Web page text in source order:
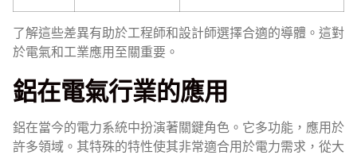
了解這些差異有助於工程師和設計師選擇合適的導體。這對
於電氣和工業應用至關重要。
鋁在電氣行業的應用
鋁在當今的電力系統中扮演著關鍵角色。它多功能，應用於
許多領域。其特殊的特性使其非常適合用於電力需求，從大